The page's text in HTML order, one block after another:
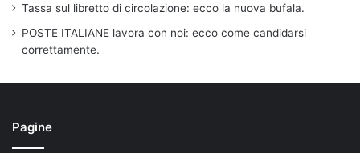
Tassa sul libretto di circolazione: ecco la nuova bufala.
POSTE ITALIANE lavora con noi: ecco come candidarsi
correttamente.
Pagine